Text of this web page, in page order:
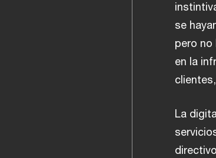
se
pero no
en la
La